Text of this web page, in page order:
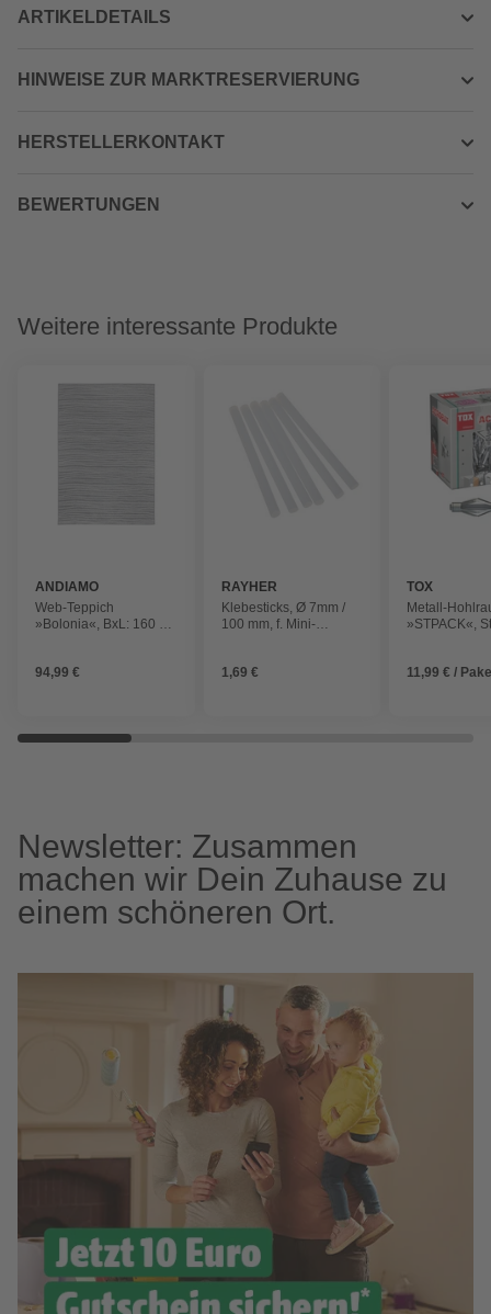
ARTIKELDETAILS
HINWEISE ZUR MARKTRESERVIERUNG
HERSTELLERKONTAKT
BEWERTUNGEN
Weitere interessante Produkte
ANDIAMO
Web-Teppich
»Bolonia«, BxL: 160 x
94,99 €
RAYHER
Klebesticks, Ø 7mm /
100 mm, f. Mini-
1,69 €
TOX
Metall-
»STPACK«,
11,99 € /
Newsletter: Zusammen
machen wir Dein Zuhause zu
einem schöneren Ort.